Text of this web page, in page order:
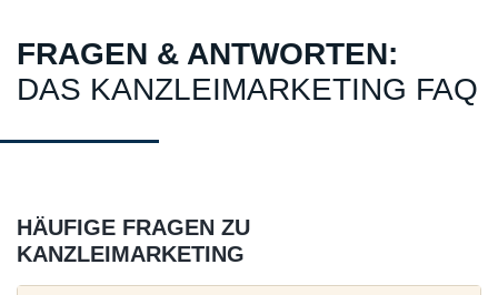
FRAGEN & ANTWORTEN:
DAS KANZLEIMARKETING FAQ
HÄUFIGE FRAGEN ZU
KANZLEIMARKETING